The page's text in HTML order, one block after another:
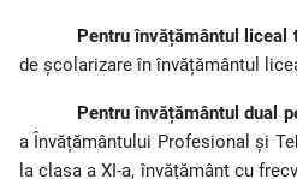
Pentru învățământul liceal
de școlarizare în învățământul
Pentru învățământul dual
a Învățământului Profesional și
la clasa a XI-a, învățământ cu